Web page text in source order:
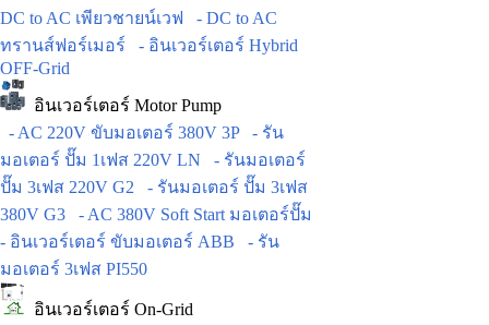
DC to AC เพียวชายน์เวฟ
- DC to AC
ทรานส์ฟอร์เมอร์
- อินเวอร์เตอร์ Hybrid
OFF-Grid
อินเวอร์เตอร์ Motor Pump
- AC 220V ขับมอเตอร์ 380V 3P
- รัน
มอเตอร์ ปั๊ม 1เฟส 220V LN
- รันมอเตอร์
ปั๊ม 3เฟส 220V G2
- รันมอเตอร์ ปั๊ม 3เฟส
380V G3
- AC 380V Soft Start มอเตอร์ปั๊ม
- อินเวอร์เตอร์ ขับมอเตอร์ ABB
- รัน
มอเตอร์ 3เฟส PI550
อินเวอร์เตอร์ On-Grid